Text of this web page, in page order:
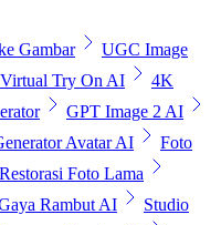
Gambar
UGC Image
Virtual Try On AI
4K
GPT Image 2 AI
Avatar AI
Foto
Restorasi Foto Lama
Rambut AI
Studio